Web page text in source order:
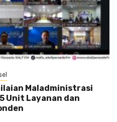
Maladministrasi
Unit Layanan dan